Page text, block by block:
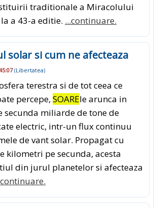
traditionale a Miracolului
a 43-a editie. ...continuare.
solar si cum ne afecteaza
(Libertatea)
terestra si de tot ceea ce
percepe, SOAREle arunca in
secunda miliarde de tone de
electric, intr-un flux continuu
de vant solar. Propagat cu
kilometri pe secunda, acesta
din jurul planetelor si afecteaza